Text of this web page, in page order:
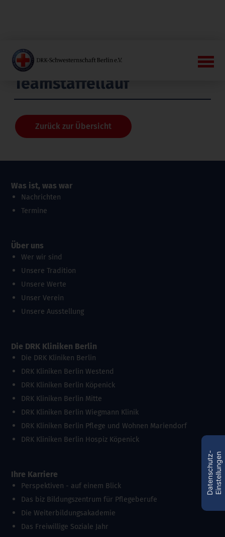
Teamstaffellauf
Zurück zur Übersicht
Was ist, was war
Nachrichten
Termine
Über uns
Wer wir sind
Unsere Tradition
Unsere Werte
Unser Verein
Unsere Ausstellung
Die DRK Kliniken Berlin
Die DRK Kliniken Berlin
DRK Kliniken Berlin Westend
DRK Kliniken Berlin Köpenick
DRK Kliniken Berlin Mitte
DRK Kliniken Berlin Wiegmann Klinik
DRK Kliniken Berlin Pflege und Wohnen Mariendorf
DRK Kliniken Berlin Hospiz Köpenick
Ihre Karriere
Perspektiven - auf einem Blick
Das biz Bildungszentrum für Pflegeberufe
Die Weiterbildungsakademie
Das Freiwillige Soziale Jahr
D
a
t
e
n
s
c
h
u
t
z
-
E
i
n
s
t
e
l
l
u
n
g
en